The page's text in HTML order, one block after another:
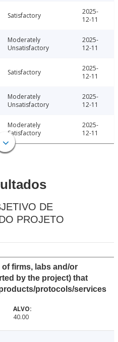
Satisfactory
2025-
12-11
Moderately
Unsatisfactory
2025-
12-11
Satisfactory
2025-
12-11
Moderately
Unsatisfactory
2025-
12-11
Moderately
Satisfactory
2025-
12-11
DE
PROJETO
firms, labs and/or
by the project) that
protocols/services
40.00